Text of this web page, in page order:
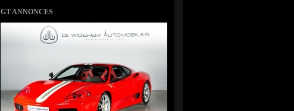
GT ANNONCES